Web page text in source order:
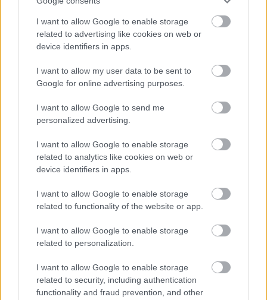
I want to allow Google to enable storage
related to advertising like cookies on web or
device identifiers in apps.
I want to allow my user data to be sent to
Google for online advertising purposes.
I want to allow Google to send me
personalized advertising.
I want to allow Google to enable storage
related to analytics like cookies on web or
device identifiers in apps.
I want to allow Google to enable storage
related to functionality of the website or app.
I want to allow Google to enable storage
related to personalization.
I want to allow Google to enable storage
related to security, including authentication
functionality and fraud prevention, and other
Nemusí to byť len
krások, ktoré rozžiaria
vašu záhradu
rastliny? Pravda vás
možno prekvapí
CHALUPA